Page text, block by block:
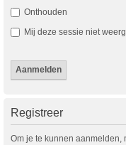
Onthouden
Mij deze sessie niet
Registreer
Om je te kunnen aanmelden,